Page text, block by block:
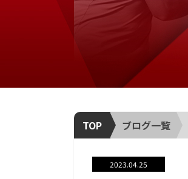
TOP ブログ一覧
2023.04.25